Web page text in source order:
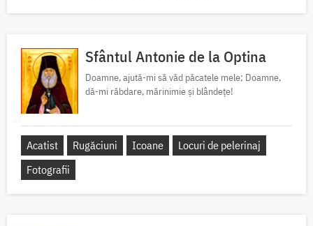
Sfântul Antonie de la Optina
Doamne, ajută-mi să văd păcatele mele; Doamne,
dă-mi răbdare, mărinimie şi blândeţe!
Acatist Rugăciuni Icoane
Locuri de pelerinaj
Fotografii